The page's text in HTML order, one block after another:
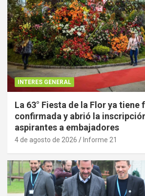
INTERES GENERAL
La 63° Fiesta de la Flor ya tiene
confirmada y abrió la
aspirantes a embajadores
4 de agosto de 2026 Informe 21